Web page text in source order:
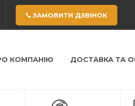
ЗАМОВИТИ ДЗВІНОК
КОМПАНІЮ ДОСТАВКА ТА